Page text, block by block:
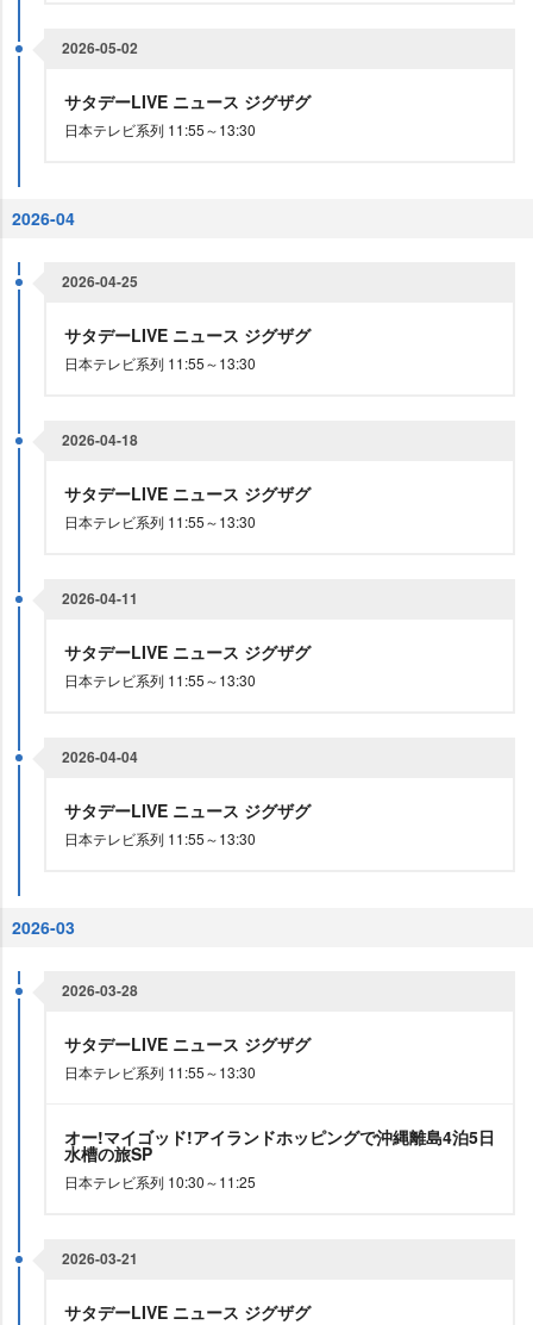
2026-05-02
サタデーLIVE ニュース ジグザグ
日本テレビ系列 11:55～13:30
2026-04
2026-04-25
サタデーLIVE ニュース ジグザグ
日本テレビ系列 11:55～13:30
2026-04-18
サタデーLIVE ニュース ジグザグ
日本テレビ系列 11:55～13:30
2026-04-11
サタデーLIVE ニュース ジグザグ
日本テレビ系列 11:55～13:30
2026-04-04
サタデーLIVE ニュース ジグザグ
日本テレビ系列 11:55～13:30
2026-03
2026-03-28
サタデーLIVE ニュース ジグザグ
日本テレビ系列 11:55～13:30
オー!マイゴッド!アイランドホッピングで沖縄離島4泊5日
水槽の旅SP
日本テレビ系列 10:30～11:25
2026-03-21
サタデーLIVE ニュース ジグザグ